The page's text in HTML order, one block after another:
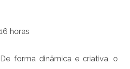
horas
forma dinâmica e criativa, o